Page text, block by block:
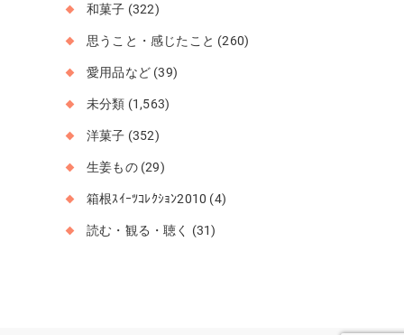
和菓子 (322)
思うこと・感じたこと (260)
愛用品など (39)
未分類 (1,563)
洋菓子 (352)
生姜もの(29)
箱根ｽｲｰﾂｺﾚｸｼｮﾝ2010 (4)
読む・観る・聴く (31)